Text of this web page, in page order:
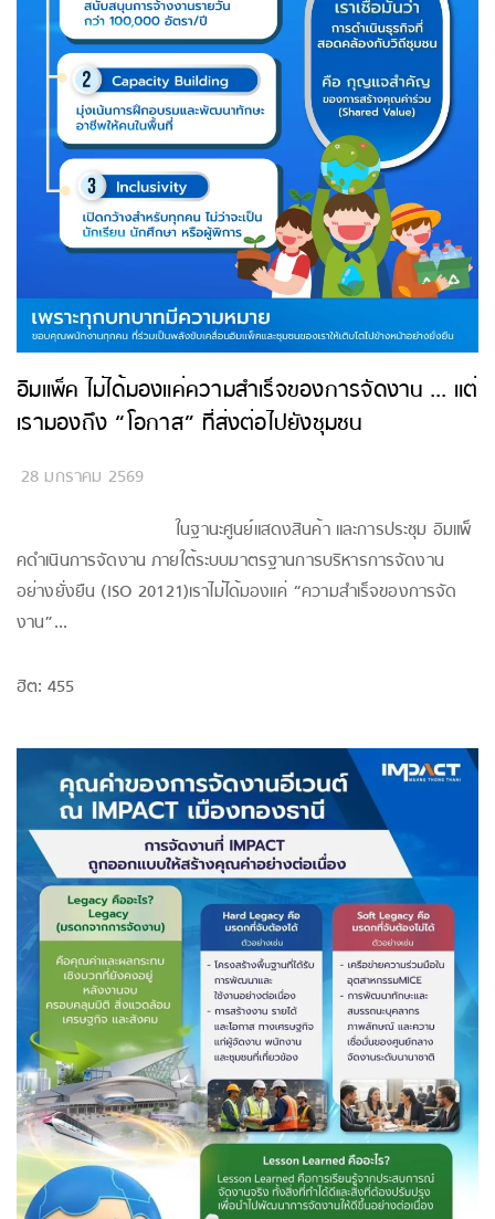
อิมแพ็ค ไม่ได้มองแค่ความสำเร็จของการจัดงาน ... แต่
เรามองถึง “โอกาส” ที่ส่งต่อไปยังชุมชน
28 มกราคม 2569
ในฐานะศูนย์แสดงสินค้า และการประชุม อิมแพ็
คดำเนินการจัดงาน ภายใต้ระบบมาตรฐานการบริหารการจัดงาน
อย่างยั่งยืน (ISO 20121)เราไม่ได้มองแค่ “ความสำเร็จของการจัด
งาน”...
ฮิต: 455